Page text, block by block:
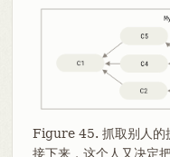
Figure 45. 抓取别人的
接下来，这个人又决定